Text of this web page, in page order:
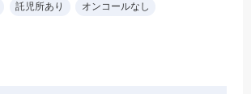
託児所あり オンコールなし